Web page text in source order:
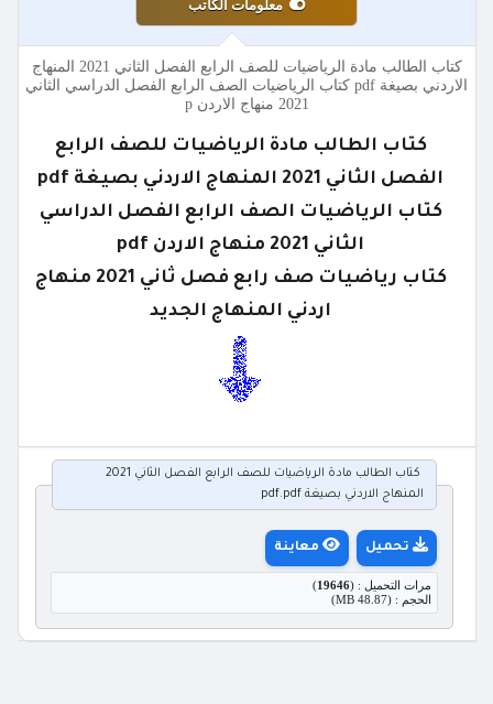
معلومات الكاتب
كتاب الطالب مادة الرياضيات للصف الرابع الفصل الثاني 2021 المنهاج
الاردني بصيغة pdf كتاب الرياضيات الصف الرابع الفصل الدراسي الثاني
2021 منهاج الاردن p
كتاب الطالب مادة الرياضيات للصف الرابع
الفصل الثاني 2021 المنهاج الاردني بصيغة pdf
كتاب الرياضيات الصف الرابع الفصل الدراسي
الثاني 2021 منهاج الاردن pdf
كتاب رياضيات صف رابع فصل ثاني 2021 منهاج
اردني المنهاج الجديد
كتاب الطالب مادة الرياضيات للصف الرابع الفصل الثاني 2021
المنهاج الاردني بصيغة pdf.pdf
تحميل معاينة
مرات التحميل : (19646
)
الحجم : (48.87 MB)